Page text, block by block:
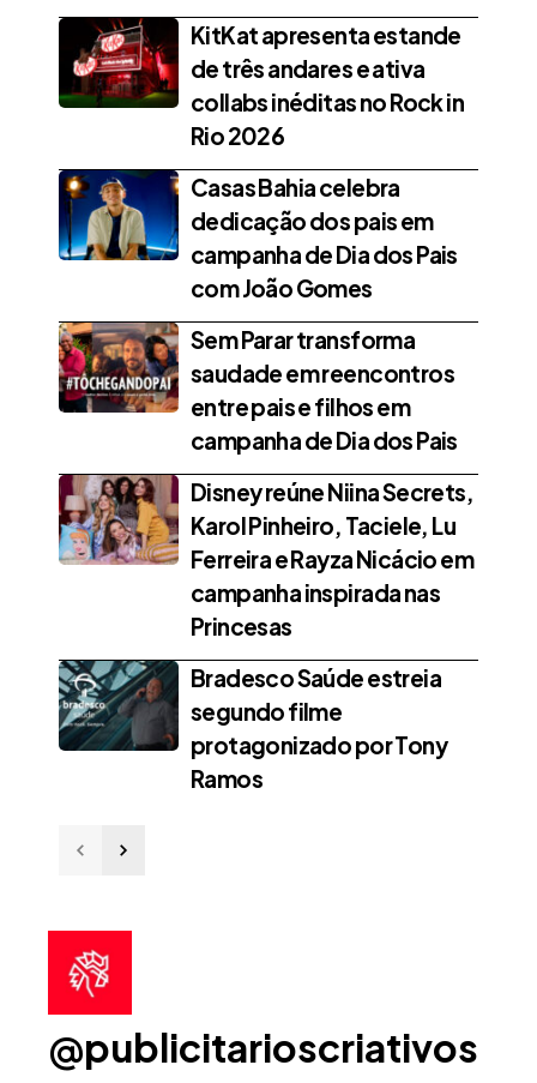
KitKat apresenta estande
de três andares e ativa
collabs inéditas no Rock in
Rio 2026
Casas Bahia celebra
dedicação dos pais em
campanha de Dia dos Pais
com João Gomes
Sem Parar transforma
saudade em reencontros
entre pais e filhos em
campanha de Dia dos Pais
Disney reúne Niina Secrets,
Karol Pinheiro, Taciele, Lu
Ferreira e Rayza Nicácio em
campanha inspirada nas
Princesas
Bradesco Saúde estreia
segundo filme
protagonizado por Tony
Ramos
@publicitarioscriativos